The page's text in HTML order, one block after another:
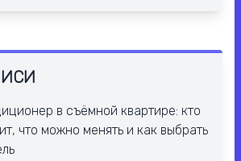
в съёмной квартире: кто
что можно менять и как выбрать